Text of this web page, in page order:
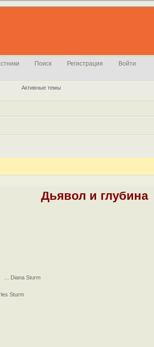
Поиск Регистрация Войти
Активные темы
Дьявол и глубина
... Diana Sturm
Sturm